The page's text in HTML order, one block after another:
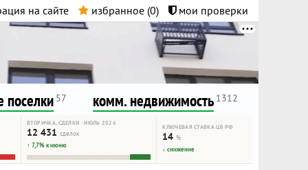
на сайте избранное (0) мои проверки
поселки 57 комм. недвижимость 1312
ВТОРИЧКА, СДЕЛКИ · ИЮЛЬ 2026
12 431 сделок
↑ 7,7% к июню
КЛЮЧЕВАЯ СТАВКА ЦБ РФ
14%
↓ снижение